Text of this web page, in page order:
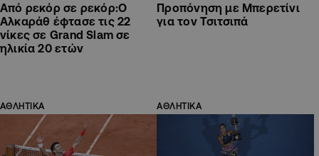
Από ρεκόρ σε ρεκόρ:Ο
Αλκαράθ έφτασε τις 22
νίκες σε Grand Slam σε
ηλικία 20 ετών
Προπόνηση με Μπερετίνι
για τον Τσιτσιπά
ΑΘΛΗΤΙΚΑ ΑΘΛΗΤΙΚΑ